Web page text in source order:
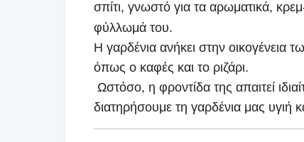
σπίτι, γνωστό για τα αρωματικά,
φύλλωμά του.
Η γαρδένια ανήκει στην οικογένεια
όπως ο καφές και το ριζάρι.
Ωστόσο, η φροντίδα της απαιτεί
διατηρήσουμε τη γαρδένια μας υγιή